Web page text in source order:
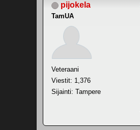
pijokela
TamUA
Veteraani
Viestit: 1,376
Sijainti: Tampere